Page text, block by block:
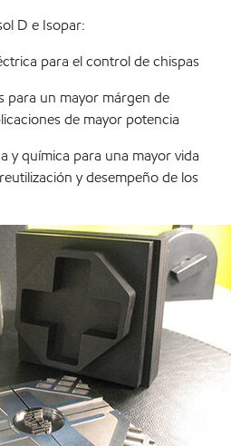
D e Isopar:
para el control de chispas
para un mayor márgen de
de mayor potencia
y química para una mayor vida
y desempeño de los